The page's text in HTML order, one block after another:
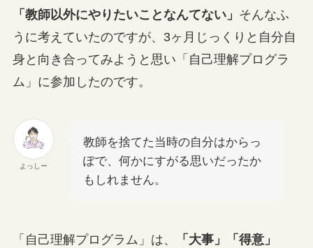
「教師以外にやりたいことなんてない」 そんなふ
うに考えていたのですが、3ヶ月じっくりと自分自
身と向き合ってみようと思い「自己理解プログラ
ム」に参加したのです。
よっしー
教師を捨てた当時の自分はからっ
ぽで、何かにすがる思いだったか
もしれません。
「自己理解プログラム」は、
「大事」「得意」